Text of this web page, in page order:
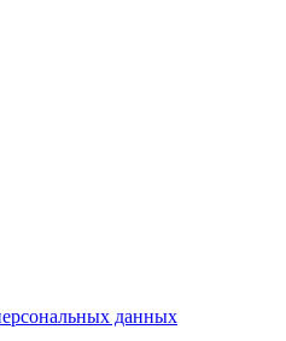
данных